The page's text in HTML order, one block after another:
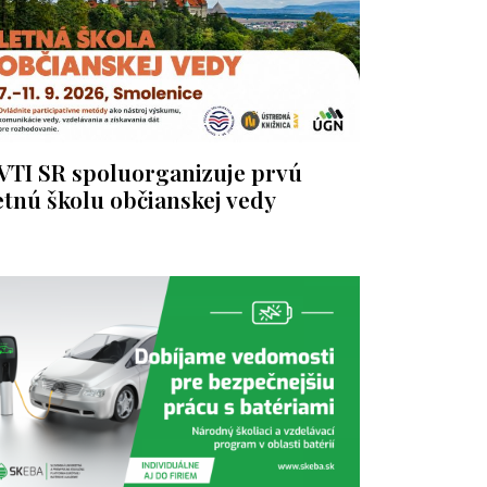
SR spoluorganizuje prvú
školu občianskej vedy